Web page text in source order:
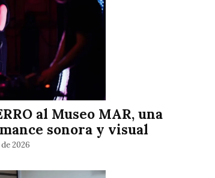
al Museo MAR, una
sonora y visual
2026